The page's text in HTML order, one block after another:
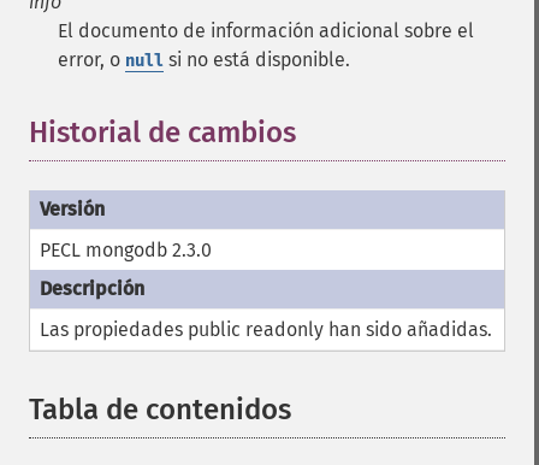
El documento de información adicional sobre el
error, o null si no está disponible.
Historial de cambios
PECL mongodb 2.3.0
Las propiedades public readonly han sido añadidas.
Tabla de contenidos